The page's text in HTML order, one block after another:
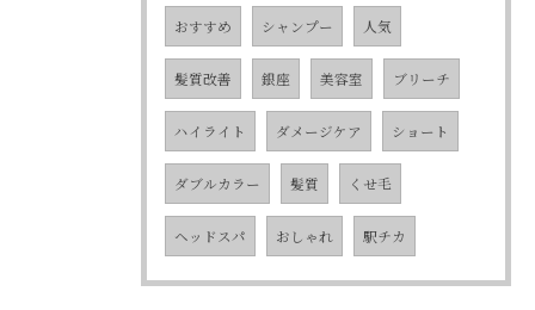
おすすめ シャンプー 人気
髪質改善 銀座 美容室 ブリーチ
ハイライト ダメージケア ショート
ダブルカラー 髪質 くせ毛
ヘッドスパ おしゃれ 駅チカ